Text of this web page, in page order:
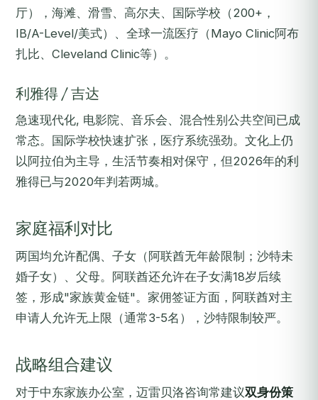
厅），海滩、滑雪、高尔夫、国际学校（200+，
IB/A-Level/美式）、全球一流医疗（Mayo Clinic阿布
扎比、Cleveland Clinic等）。
利雅得 / 吉达
急速现代化, 电影院、音乐会、混合性别公共空间已成
常态。国际学校快速扩张，医疗系统强劲。文化上仍
以阿拉伯为主导，生活节奏相对保守，但2026年的利
雅得已与2020年判若两城。
家庭福利对比
两国均允许配偶、子女（阿联酋无年龄限制；沙特未
婚子女）、父母。阿联酋还允许在子女满18岁后续
签，形成"家族黄金链"。家佣签证方面，阿联酋对主
申请人允许无上限（通常3-5名），沙特限制较严。
战略组合建议
对于中东家族办公室，迈雷贝洛咨询常建议双身份策